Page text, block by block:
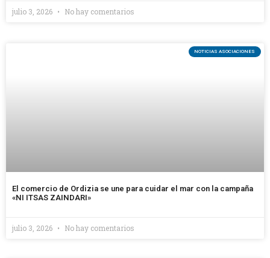
julio 3, 2026 No hay comentarios
NOTICIAS ASOCIACIONES
El comercio de Ordizia se une para cuidar el mar con la campaña
«NI ITSAS ZAINDARI»
julio 3, 2026 No hay comentarios